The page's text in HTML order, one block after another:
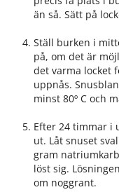
än så. Sätt på
Ställ burken i
på, om det är
det varma locket
uppnås.
minst 80º C och
Efter 24 timmar i
ut. Låt snuset
gram
löst sig.
om noggrant.